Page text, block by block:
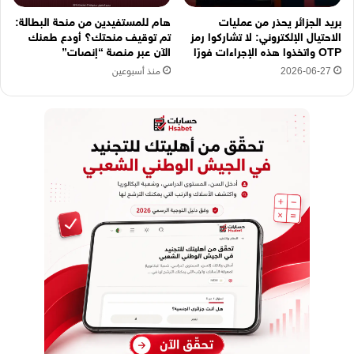
بريد الجزائر يحذر من عمليات
الاحتيال الإلكتروني: لا تشاركوا رمز
OTP واتخذوا هذه الإجراءات فورًا
2026-06-27
هام للمستفيدين من منحة البطالة:
تم توقيف منحتك؟ أودع طعنك
الآن عبر منصة “إنصات”
منذ أسبوعين